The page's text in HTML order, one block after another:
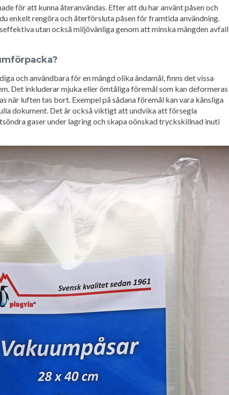
för att kunna återanvändas. Efter att du har använt påsen och
enkelt rengöra och återförsluta påsen för framtida användning.
utan också miljövänliga genom att minska mängden avfall
och användbara för en mängd olika ändamål, finns det vissa
Det inkluderar mjuka eller ömtåliga föremål som kan deformeras
när luften tas bort. Exempel på sådana föremål kan vara känsliga
dokument. Det är också viktigt att undvika att försegla
gaser under lagring och skapa oönskad tryckskillnad inuti